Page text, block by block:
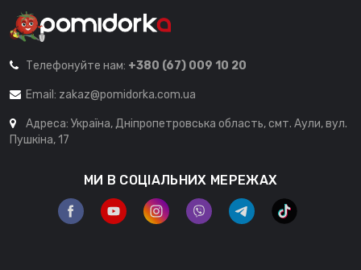
Телефонуйте нам: +380 (67) 009 10 20
Email: zakaz@pomidorka.com.ua
Адреса: Україна, Дніпропетровська область, смт. Аули, вул.
Пушкіна, 17
МИ В СОЦІАЛЬНИХ МЕРЕЖАХ